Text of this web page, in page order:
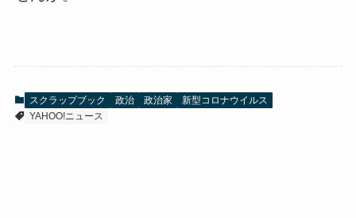
スクラップブック 政治 政治家
新型コロナウイルス
YAHOO!ニュース